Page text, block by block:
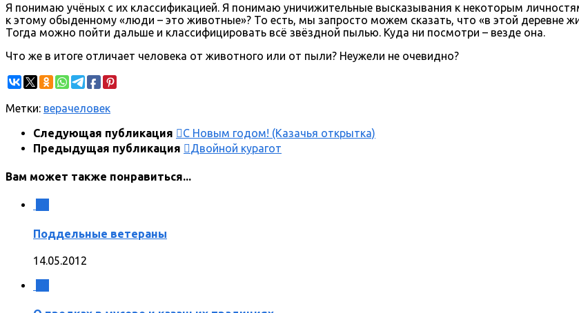
Я понимаю учёных с их классификацией. Я понимаю уничижительные высказывания к некоторым
к этому обыденному «люди – это животные»? То есть, мы запросто можем сказать, что «в этой деревне
Тогда можно пойти дальше и классифицировать всё звёздной пылью. Куда ни посмотри – везде она.
Что же в итоге отличает человека от животного или от пыли? Неужели не очевидно?
Метки: верачеловек
Следующая публикация
С Новым годом! (Казачья открытка)
Предыдущая публикация
Двойной курагот
Вам может также понравиться...
Поддельные ветераны
14.05.2012